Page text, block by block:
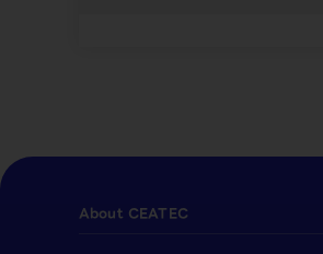
About CEATEC